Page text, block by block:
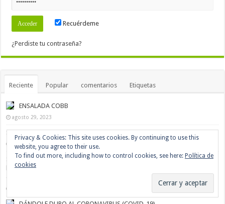
Recuérdeme
¿Perdiste tu contraseña?
Reciente Popular comentarios Etiquetas
ENSALADA COBB
agosto 29, 2023
SEPIA A LA PLANCHA
agosto 28, 2023
Soy una persona mayor, y no deseo ser una víctima más ¿Qué puedo
hacer para estar preparada y poder combatir mejor el virus con la mayor
eficacia posible?